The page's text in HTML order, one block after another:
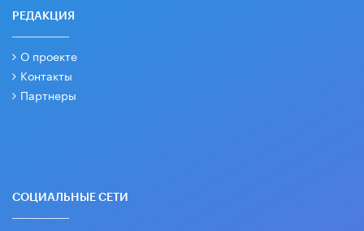
РЕДАКЦИЯ
О проекте
Контакты
Партнеры
СОЦИАЛЬНЫЕ СЕТИ